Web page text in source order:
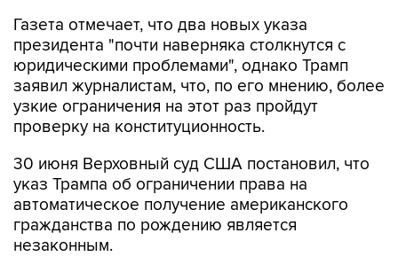
Газета отмечает, что два новых указа
президента "почти наверняка столкнутся с
юридическими проблемами", однако Трамп
заявил журналистам, что, по его мнению, более
узкие ограничения на этот раз пройдут
проверку на конституционность.
30 июня Верховный суд США постановил, что
указ Трампа об ограничении права на
автоматическое получение американского
гражданства по рождению является
незаконным.